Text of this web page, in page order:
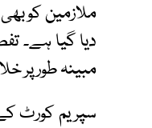
ملازمین کو
دیا گیا ہے۔
مبینہ طور پر
سپریم کورٹ